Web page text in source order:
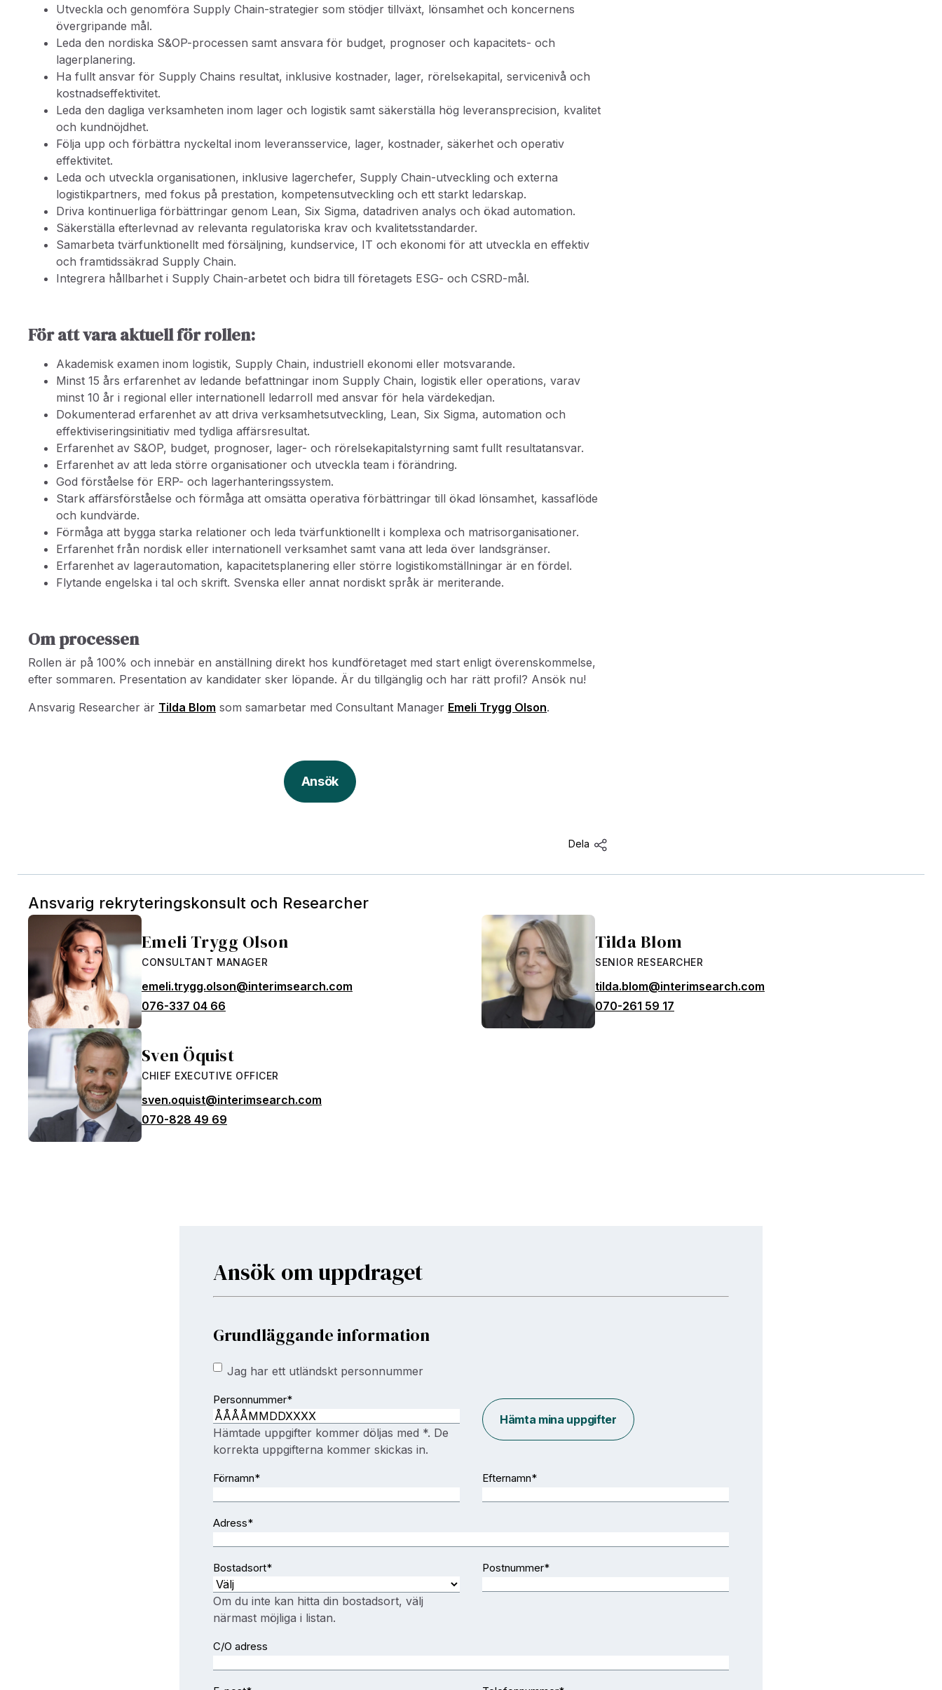
Utveckla och genomföra Supply Chain-strategier som stödjer tillväxt, lönsamhet och koncernens
övergripande mål.
Leda den nordiska S&OP-processen samt ansvara för budget, prognoser och kapacitets- och
lagerplanering.
Ha fullt ansvar för Supply Chains resultat, inklusive kostnader, lager, rörelsekapital, servicenivå och
kostnadseffektivitet.
Leda den dagliga verksamheten inom lager och logistik samt säkerställa hög leveransprecision, kvalitet
och kundnöjdhet.
Följa upp och förbättra nyckeltal inom leveransservice, lager, kostnader, säkerhet och operativ
effektivitet.
Leda och utveckla organisationen, inklusive lagerchefer, Supply Chain-utveckling och externa
logistikpartners, med fokus på prestation, kompetensutveckling och ett starkt ledarskap.
Driva kontinuerliga förbättringar genom Lean, Six Sigma, datadriven analys och ökad automation.
Säkerställa efterlevnad av relevanta regulatoriska krav och kvalitetsstandarder.
Samarbeta tvärfunktionellt med försäljning, kundservice, IT och ekonomi för att utveckla en effektiv
och framtidssäkrad Supply Chain.
Integrera hållbarhet i Supply Chain-arbetet och bidra till företagets ESG- och CSRD-mål.
För att vara aktuell för rollen:
Akademisk examen inom logistik, Supply Chain, industriell ekonomi eller motsvarande.
Minst 15 års erfarenhet av ledande befattningar inom Supply Chain, logistik eller operations, varav
minst 10 år i regional eller internationell ledarroll med ansvar för hela värdekedjan.
Dokumenterad erfarenhet av att driva verksamhetsutveckling, Lean, Six Sigma, automation och
effektiviseringsinitiativ med tydliga affärsresultat.
Erfarenhet av S&OP, budget, prognoser, lager- och rörelsekapitalstyrning samt fullt resultatansvar.
Erfarenhet av att leda större organisationer och utveckla team i förändring.
God förståelse för ERP- och lagerhanteringssystem.
Stark affärsförståelse och förmåga att omsätta operativa förbättringar till ökad lönsamhet, kassaflöde
och kundvärde.
Förmåga att bygga starka relationer och leda tvärfunktionellt i komplexa och matrisorganisationer.
Erfarenhet från nordisk eller internationell verksamhet samt vana att leda över landsgränser.
Erfarenhet av lagerautomation, kapacitetsplanering eller större logistikomställningar är en fördel.
Flytande engelska i tal och skrift. Svenska eller annat nordiskt språk är meriterande.
Om processen
Rollen är på 100% och innebär en anställning direkt hos kundföretaget med start enligt överenskommelse,
efter sommaren. Presentation av kandidater sker löpande. Är du tillgänglig och har rätt profil? Ansök nu!
Ansvarig Researcher är Tilda Blom som samarbetar med Consultant Manager Emeli Trygg Olson.
Ansök
Dela
Ansvarig rekryteringskonsult och Researcher
Emeli Trygg Olson
CONSULTANT MANAGER
emeli.trygg.olson@interimsearch.com
076-337 04 66
Tilda Blom
SENIOR RESEARCHER
tilda.blom@interimsearch.com
070-261 59 17
Sven Öquist
CHIEF EXECUTIVE OFFICER
sven.oquist@interimsearch.com
070-828 49 69
Ansök om uppdraget
Grundläggande information
Jag har ett
personnummer
Jag har ett utländskt personnummer
Personnummer*
Hämtade uppgifter kommer döljas med *. De
korrekta uppgifterna kommer skickas in.
Hämta mina uppgifter
Förnamn* Efternamn*
Adress*
Bostadsort*
Om du inte kan hitta din bostadsort, välj
närmast möjliga i listan.
Postnummer*
C/O adress